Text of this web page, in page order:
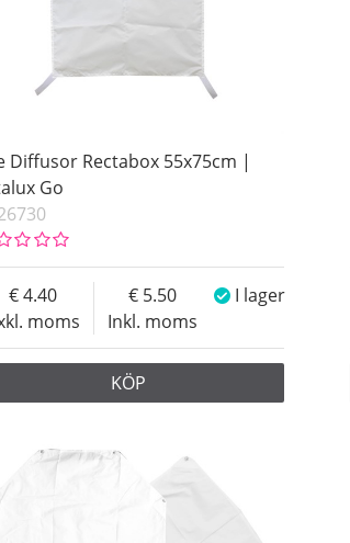
Diffusor Rectabox 55x75cm |
Go
moms
4.40
Inkl. moms
5.50 I lager
KÖP